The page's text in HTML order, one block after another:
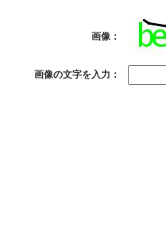
画像：
画像の文字を入力：